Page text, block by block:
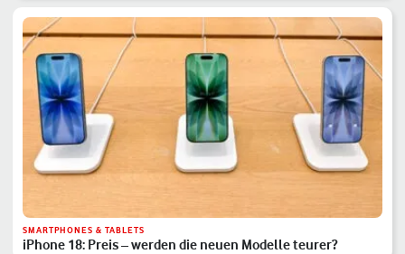
SMARTPHONES & TABLETS
iPhone 18: Preis – werden die neuen Modelle teurer?